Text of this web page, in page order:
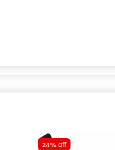
24% Off